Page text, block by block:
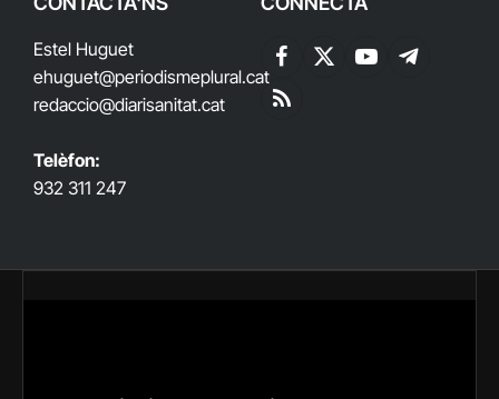
Estel Huguet
ehuguet@periodismeplural.cat
redaccio@diarisanitat.cat
Telèfon:
932 311 247
Facebook
X
YouTubeTelegram
RSS